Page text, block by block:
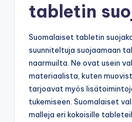
tabletin
Suomalaiset tabletin
suunniteltuja suojaamaan
naarmuilta. Ne ovat usein
materiaalista, kuten
tarjoavat myös
tukemiseen. Suomalaiset
malleja eri kokoisille